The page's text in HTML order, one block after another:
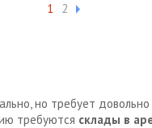
1 2
но требует
требуются склады в